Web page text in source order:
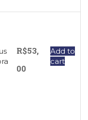
R$53,
00
Add to
cart